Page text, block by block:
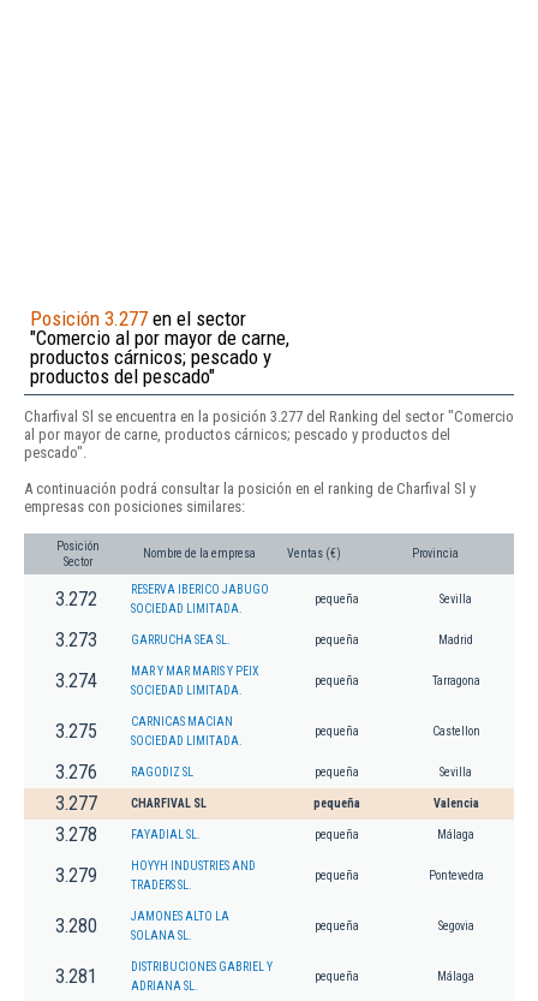
Posición 3.277 en el sector
"Comercio al por mayor de carne,
productos cárnicos; pescado y
productos del pescado"
Charfival Sl se encuentra en la posición 3.277 del Ranking del sector "Comercio
al por mayor de carne, productos cárnicos; pescado y productos del
pescado".
A continuación podrá consultar la posición en el ranking de Charfival Sl y
empresas con posiciones similares:
Posición
Sector
Nombre de la empresa Ventas (€) Provincia
3.272
RESERVA IBERICO JABUGO
SOCIEDAD LIMITADA.
pequeña Sevilla
3.273 GARRUCHA SEA SL. pequeña Madrid
3.274
MAR Y MAR MARIS Y PEIX
SOCIEDAD LIMITADA.
pequeña Tarragona
3.275
CARNICAS MACIAN
SOCIEDAD LIMITADA.
pequeña Castellon
3.276 RAGODIZ SL pequeña Sevilla
3.277 CHARFIVAL SL pequeña Valencia
3.278 FAYADIAL SL. pequeña Málaga
3.279
HOYYH INDUSTRIES AND
TRADERS SL.
pequeña Pontevedra
3.280
JAMONES ALTO LA
SOLANA SL.
pequeña Segovia
3.281
DISTRIBUCIONES GABRIEL Y
ADRIANA SL.
pequeña Málaga